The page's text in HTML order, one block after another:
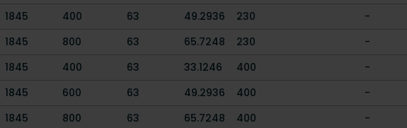
1845 400 63 49.2936 230 -
1845 800 63 65.7248 230 -
1845 400 63 33.1246 400 -
1845 600 63 49.2936 400 -
1845 800 63 65.7248 400 -